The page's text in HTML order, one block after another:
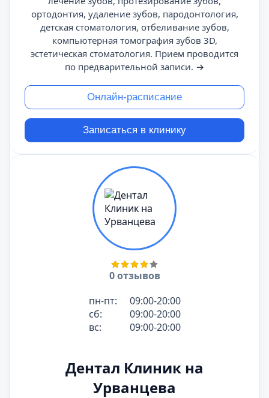
ортодонтия, удаление зубов, пародонтология,
детская стоматология, отбеливание зубов,
компьютерная томография зубов 3D,
эстетическая стоматология. Прием проводится
по предварительной записи. →
Онлайн-расписание
Записаться в клинику
0 отзывов
пн-пт:
09:00-20:00
сб:
09:00-20:00
вс:
09:00-20:00
Дентал Клиник на
Урванцева